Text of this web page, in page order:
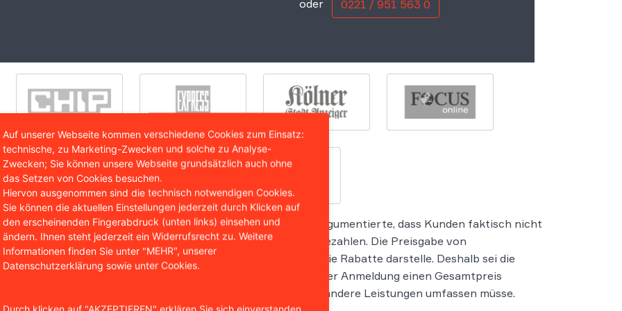
oder 0221 / 951 563 0
an diesem Punkt setzte die Klage des vzbv an. Der Verband argumentierte, dass Kunden faktisch nicht
an dem Programm teilnehmen, sondern mit ihren Daten bezahlen. Die Preisgabe von
sei eine Gegenleistung, die in Wahrheit den Preis für die Rabatte darstelle. Deshalb sei die
mit kostenlos irreführend. Zudem sei Lidl verpflichtet, bei der Anmeldung einen Gesamtpreis
da das Preisangabenrecht nicht nur Geld, sondern auch andere Leistungen umfassen müsse.
Auf unserer Webseite kommen verschiedene Cookies zum Einsatz:
technische, zu Marketing-Zwecken und solche zu Analyse-
Zwecken; Sie können unsere Webseite grundsätzlich auch ohne
das Setzen von Cookies besuchen.
Hiervon ausgenommen sind die technisch notwendigen Cookies.
Sie können die aktuellen Einstellungen jederzeit durch Klicken auf
den erscheinenden Fingerabdruck (unten links) einsehen und
ändern. Ihnen steht jederzeit ein Widerrufsrecht zu. Weitere
Informationen finden Sie unter "MEHR", unserer
Datenschutzerklärung sowie unter Cookies.